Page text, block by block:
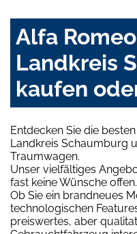
Alfa
Landkreis
kaufen
Entdecken Sie die
Landkreis Schaumburg
Traumwagen.
Unser vielfältiges
fast keine Wünsche offen.
Ob Sie ein brandneues
technologischen
preiswertes, aber